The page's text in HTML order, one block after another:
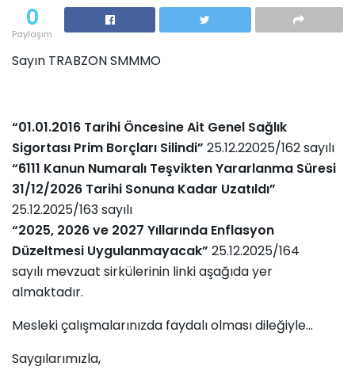
0
Paylaşım
Sayın TRABZON SMMMO
“01.01.2016 Tarihi Öncesine Ait Genel Sağlık
Sigortası Prim Borçları Silindi” 25.12.22025/162 sayılı
“6111 Kanun Numaralı Teşvikten Yararlanma Süresi
31/12/2026 Tarihi Sonuna Kadar Uzatıldı”
25.12.2025/163 sayılı
“2025, 2026 ve 2027 Yıllarında Enflasyon
Düzeltmesi Uygulanmayacak” 25.12.2025/164
sayılı mevzuat sirkülerinin linki aşağıda yer
almaktadır.
Mesleki çalışmalarınızda faydalı olması dileğiyle...
Saygılarımızla,